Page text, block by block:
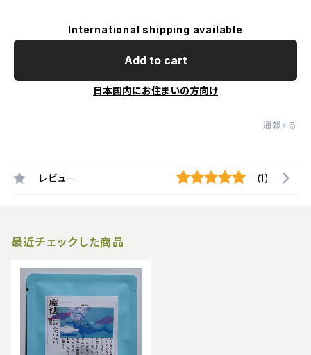
International shipping available
Add to cart
日本国内にお住まいの方向け
通報する
レビュー (1)
最近チェックした商品